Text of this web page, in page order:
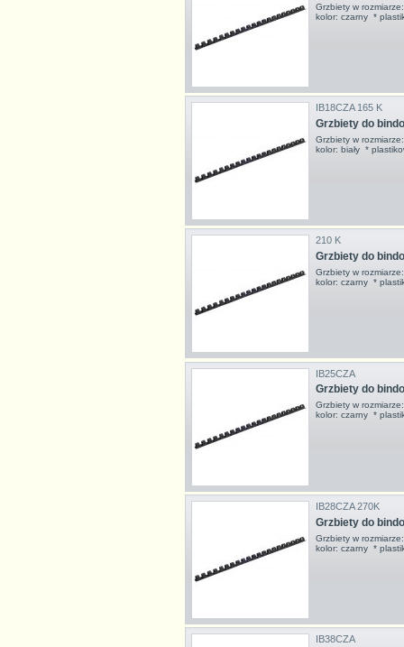
Grzbiety w
kolor: czarny *
IB18CZA 165 K
Grzbiety do
Grzbiety w
kolor: biały *
210 K
Grzbiety do
Grzbiety w
kolor: czarny *
IB25CZA
Grzbiety do
Grzbiety w
kolor: czarny *
IB28CZA 270K
Grzbiety do
Grzbiety w
kolor: czarny *
IB38CZA